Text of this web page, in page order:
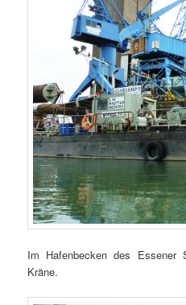
Im Hafenbecken des Essener
Kräne.